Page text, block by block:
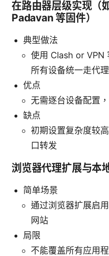
在路由器层级实现（
Padavan 等固件）
典型做法
使用 Clash or VPN
所有设备统一走代理
优点
无需逐台设备配置
缺点
初期设置复杂度较
口转发
浏览器代理扩展与本
简单场景
通过浏览器扩展启
网站
局限
不能覆盖所有应用